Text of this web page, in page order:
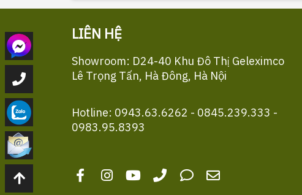
LIÊN HỆ
Showroom: D24-40 Khu Đô Thị Geleximco
Lê Trọng Tấn, Hà Đông, Hà Nội
Hotline: 0943.63.6262 - 0845.239.333 -
0983.95.8393